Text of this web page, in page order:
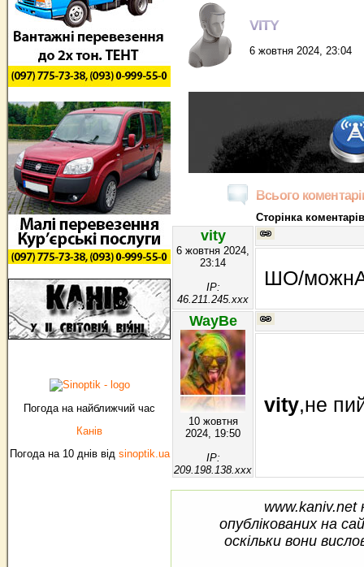
Погода на найближчий час
Канів
Погода на 10 днів від sinoptik.ua
VITY
6 жовтня 2024, 23:04
Всього
Сторінка
vity
6 жовтня 2024,
23:14
IP:
46.211.245.xxx
ШО/
WayBe
10 жовтня
2024, 19:50
IP:
209.198.138.xxx
vity,не
www.kaniv.net
опублікованих на
оскільки вони